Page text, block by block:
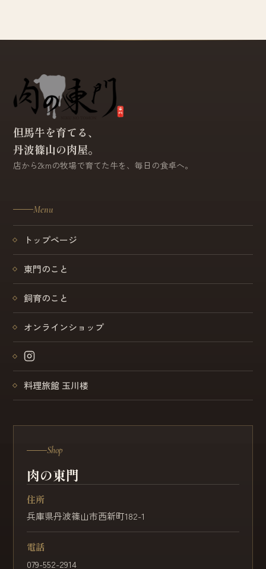
但馬牛を育てる、
丹波篠山の肉屋。
店から2kmの牧場で育てた牛を、毎日の食卓へ。
Menu
トップページ
東門のこと
飼育のこと
オンラインショップ
料理旅館 玉川楼
Shop
肉の東門
住所
兵庫県丹波篠山市西新町182-1
電話
079-552-2914